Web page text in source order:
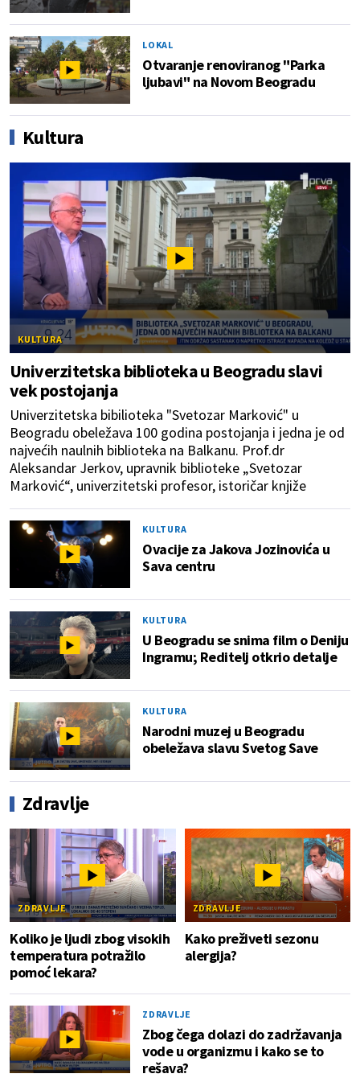
LOKAL
Otvaranje renoviranog "Parka
ljubavi" na Novom Beogradu
Kultura
KULTURA
Univerzitetska biblioteka u Beogradu slavi
vek postojanja
Univerzitetska bibilioteka "Svetozar Marković" u
Beogradu obeležava 100 godina postojanja i jedna je od
najvećih naulnih biblioteka na Balkanu. Prof.dr
Aleksandar Jerkov, upravnik biblioteke „Svetozar
Marković“, univerzitetski profesor, istoričar knjiže
KULTURA
Ovacije za Jakova Jozinovića u
Sava centru
KULTURA
U Beogradu se snima film o Deniju
Ingramu; Reditelj otkrio detalje
KULTURA
Narodni muzej u Beogradu
obeležava slavu Svetog Save
Zdravlje
ZDRAVLJE
Koliko je ljudi zbog visokih
temperatura potražilo
pomoć lekara?
ZDRAVLJE
Kako preživeti sezonu
alergija?
ZDRAVLJE
Zbog čega dolazi do zadržavanja
vode u organizmu i kako se to
rešava?